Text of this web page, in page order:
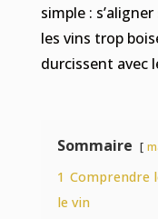
simple :
les vins trop
durcissent avec
Sommaire
1 Comprendre
le vin